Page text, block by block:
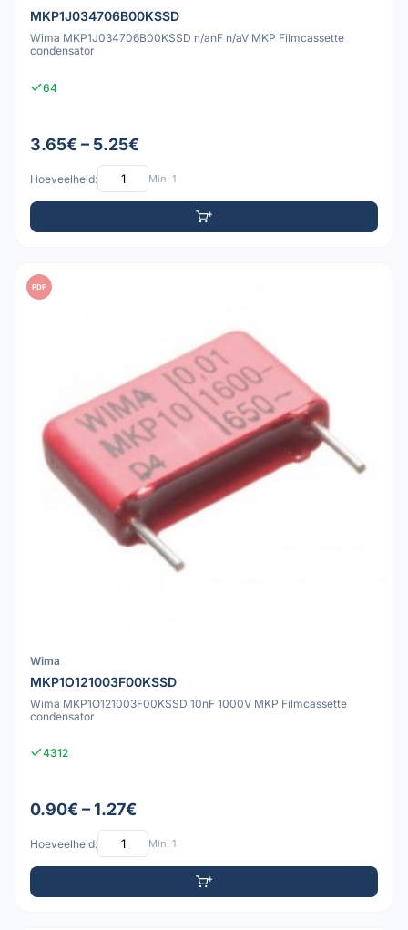
MKP1J034706B00KSSD
Wima MKP1J034706B00KSSD n/anF n/aV MKP Filmcassette
condensator
64
3.65€ – 5.25€
Hoeveelheid: Min: 1
PDF
Wima
MKP1O121003F00KSSD
Wima MKP1O121003F00KSSD 10nF 1000V MKP Filmcassette
condensator
4312
0.90€ – 1.27€
Hoeveelheid: Min: 1